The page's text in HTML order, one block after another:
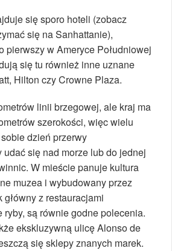
się sporo hoteli (zobacz
się na Sanhattanie),
pierwszy w Ameryce Południowej
się tu również inne uznane
Hilton czy Crowne Plaza.
linii brzegowej, ale kraj ma
szerokości, więc wielu
dzień przerwy
udać się nad morze lub do jednej
W mieście panuje kultura
muzea i wybudowany przez
z restauracjami
są równie godne polecenia.
ekskluzywną ulicę Alonso de
się sklepy znanych marek.